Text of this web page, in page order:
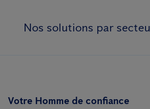
Nos solutions par
Votre Homme de confiance